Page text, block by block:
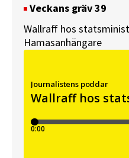
Veckans gräv 39
Wallraff hos
Hamasanhängare